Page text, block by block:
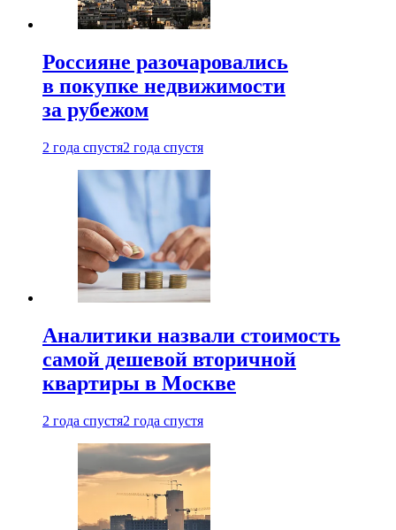
Россияне разочаровались
в покупке недвижимости
за рубежом
2 года спустя2 года спустя
Аналитики назвали стоимость
самой дешевой вторичной
квартиры в Москве
2 года спустя2 года спустя